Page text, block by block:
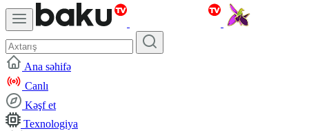
Ana səhifə
Canlı
Kəşf et
Texnologiya